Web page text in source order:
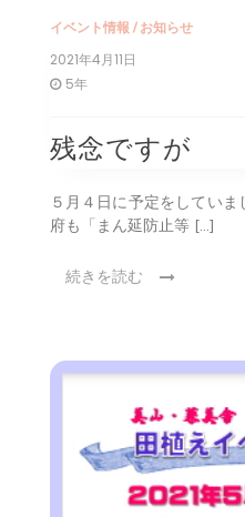
イベント情報 / お知らせ
2021年4月11日
5年
残念ですが
５月４日に予定をしてい
府も「まん延防止等 […]
続きを読む